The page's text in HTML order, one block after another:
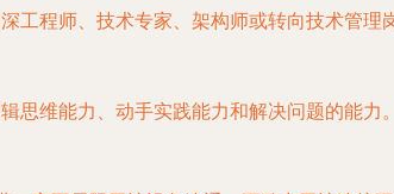
程师、技术专家、架构师或转向技术管理
思维能力、动手实践能力和解决问题的能